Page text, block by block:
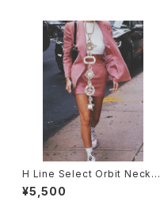
H Line Select Orbit Neckla
ce
¥5,500